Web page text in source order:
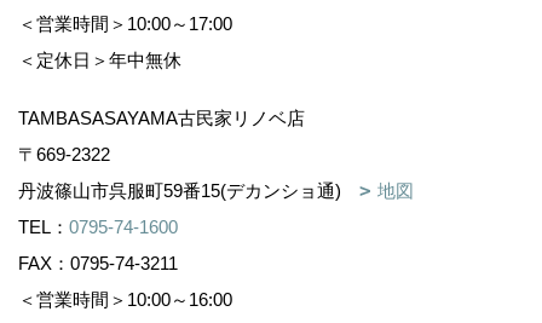
＜営業時間＞10:00～17:00
＜定休日＞年中無休
TAMBASASAYAMA古民家リノベ店
〒669-2322
丹波篠山市呉服町59番15(デカンショ通)
地図
TEL： 0795-74-1600
FAX：0795-74-3211
＜営業時間＞10:00～16:00